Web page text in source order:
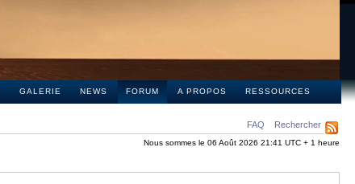
GALERIE NEWS FORUM A PROPOS RESSOURCES
FAQ Rechercher
Nous sommes le 06 Août 2026 21:41 UTC + 1 heure